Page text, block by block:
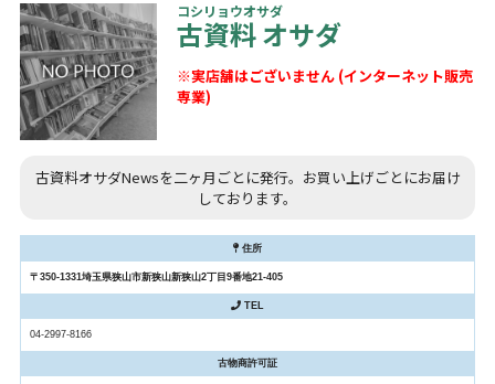
コシリョウオサダ
古資料 オサダ
※実店舗はございません (インターネット販売
専業)
古資料オサダNewsを二ヶ月ごとに発行。お買い上げごとにお届け
しております。
住所
〒350-1331埼玉県狭山市新狭山新狭山2丁目9番地21-405
TEL
04-2997-8166
古物商許可証